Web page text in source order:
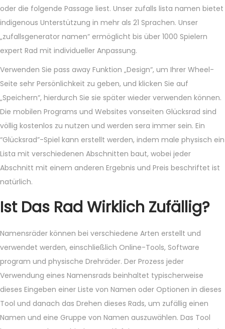
oder die folgende Passage liest. Unser zufalls lista namen bietet
indigenous Unterstützung in mehr als 21 Sprachen. Unser
„zufallsgenerator namen“ ermöglicht bis über 1000 Spielern
expert Rad mit individueller Anpassung.
Verwenden Sie pass away Funktion „Design“, um Ihrer Wheel-
Seite sehr Persönlichkeit zu geben, und klicken Sie auf
„Speichern“, hierdurch Sie sie später wieder verwenden können.
Die mobilen Programs und Websites vonseiten Glücksrad sind
völlig kostenlos zu nutzen und werden sera immer sein. Ein
“Glücksrad”-Spiel kann erstellt werden, indem male physisch ein
Lista mit verschiedenen Abschnitten baut, wobei jeder
Abschnitt mit einem anderen Ergebnis und Preis beschriftet ist
natürlich.
Ist Das Rad Wirklich Zufällig?
Namensräder können bei verschiedene Arten erstellt und
verwendet werden, einschließlich Online-Tools, Software
program und physische Drehräder. Der Prozess jeder
Verwendung eines Namensrads beinhaltet typischerweise
dieses Eingeben einer Liste von Namen oder Optionen in dieses
Tool und danach das Drehen dieses Rads, um zufällig einen
Namen und eine Gruppe von Namen auszuwählen. Das Tool